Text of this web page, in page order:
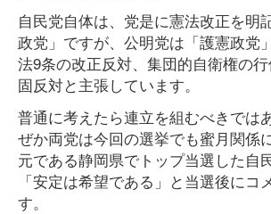
自民党自体は、党是に憲法改正を明
政党」ですが、公明党は「護憲政党
法9条の改正反対、集団的自衛権の
固反対と主張しています。
普通に考えたら連立を組むべきでは
ぜか両党は今回の選挙でも蜜月関係
元である静岡県でトップ当選した自
「安定は希望である」と当選後にコ
す。